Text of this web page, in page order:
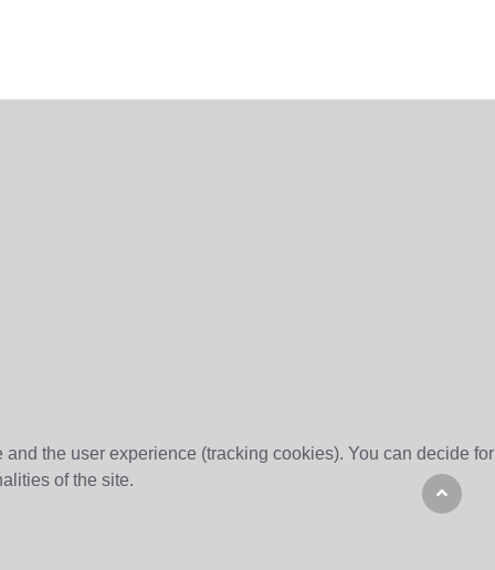
the user experience (tracking cookies). You can decide for
of the site.